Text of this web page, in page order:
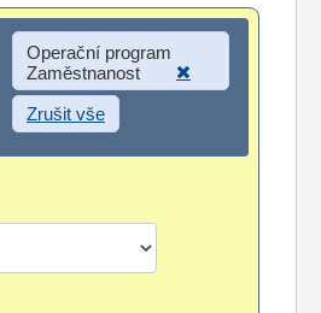
Operační program
Zaměstnanost
Zrušit vše